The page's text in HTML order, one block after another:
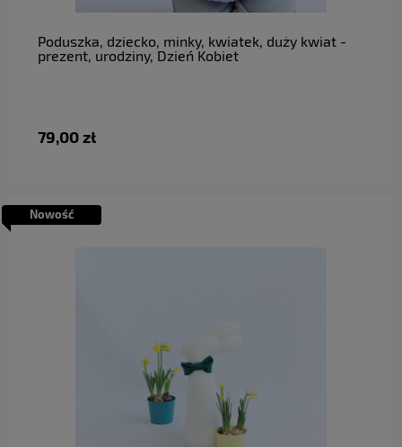
Poduszka, dziecko, minky, kwiatek, duży kwiat -
prezent, urodziny, Dzień Kobiet
79,00 zł
Nowość